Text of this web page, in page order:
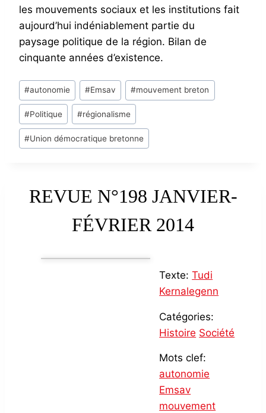
les mouvements sociaux et les institutions fait
aujourd’hui indéniablement partie du
paysage politique de la région. Bilan de
cinquante années d’existence.
Post
Tags:
#autonomie #Emsav #mouvement breton
#Politique #régionalisme
#Union démocratique bretonne
REVUE N°198 JANVIER-
FÉVRIER 2014
Texte: Tudi
Kernalegenn
Catégories:
Histoire Société
Mots clef:
autonomie
Emsav
mouvement